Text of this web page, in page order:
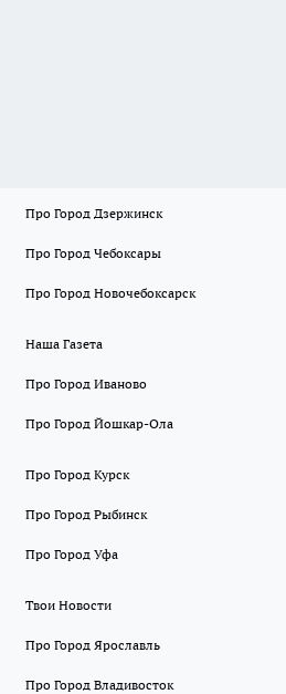
Про Город Дзержинск
Про Город Чебоксары
Про Город Новочебоксарск
Наша Газета
Про Город Иваново
Про Город Йошкар-Ола
Про Город Курск
Про Город Рыбинск
Про Город Уфа
Твои Новости
Про Город Ярославль
Про Город Владивосток